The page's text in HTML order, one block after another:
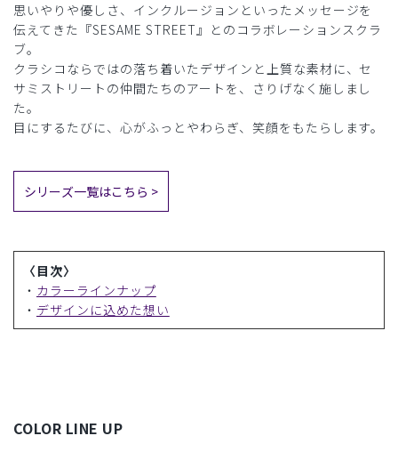
思いやりや優しさ、インクルージョンといったメッセージを
伝えてきた『SESAME STREET』とのコラボレーションスクラ
ブ。
クラシコならではの落ち着いたデザインと上質な素材に、セ
サミストリートの仲間たちのアートを、さりげなく施しまし
た。
目にするたびに、心がふっとやわらぎ、笑顔をもたらします。
シリーズ一覧はこちら >
〈目次〉
・ カラーラインナップ
・ デザインに込めた想い
COLOR LINE UP